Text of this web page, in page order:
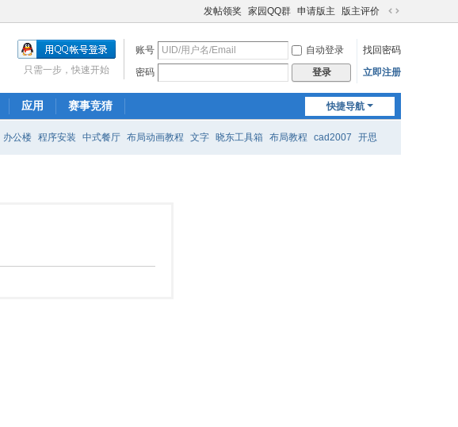
发帖领奖 家园QQ群 申请版主 版主评价
切
到
宽
账号 自动登录
找回密码
密码
登录 立即注册
只需一步，快速开始
快捷导航
应用 赛事竞猜
办公楼 程序安装 中式餐厅 布局动画教程 文字 晓东工具箱 布局教程 cad2007 开思